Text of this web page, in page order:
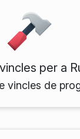
per a
vincles de